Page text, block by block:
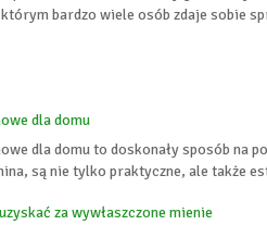
bardzo wiele osób zdaje sobie
dla domu
dla domu to doskonały sposób
są nie tylko praktyczne, ale także
za wywłaszczone mienie